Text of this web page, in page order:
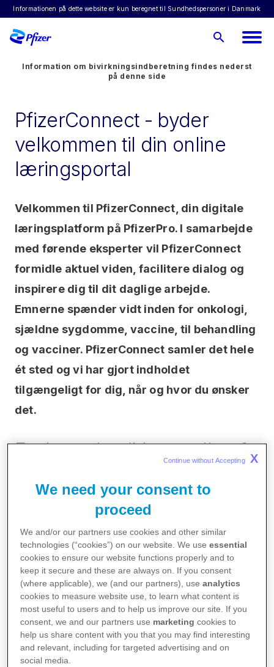
Informationen på dette website er kun beregnet til Sundhedspersoner i Danmark
Information om bivirkningsindberetning findes nederst
på denne side
PfizerConnect - byder
velkommen til din online
læringsportal
Velkommen til PfizerConnect, din digitale
læringsplatform på PfizerPro. I samarbejde
med førende eksperter vil PfizerConnect
formidle aktuel viden, facilitere dialog og
inspirere dig til dit daglige arbejde.
Emnerne spænder vidt inden for onkologi,
sjældne sygdomme, vaccine, til behandling
og vacciner. PfizerConnect samler det hele
ét sted og vi har gjort indholdet
tilgængeligt for dig, når og hvor du ønsker
det.
Er du endnu ikke medlem?
Opret en brugerprofil på PfizerPro og få
adgang med det samme
Bliv en del af PfizerConnect
universet og opnå følgende
fordele:
Få adgang til relevante uddannelser
og højaktuel viden inden for dit felt
Bliv inviteret med til webinarer og
arrangement
Vælg forskellige formater; on-
We need your consent to
proceed
We and/or our partners use cookies and other similar
technologies (“cookies”) on our website. We useessential
cookies to ensure our website functions properly and to
keep it secure and these are always on. If you consent
(where applicable), we (and our partners), useanalytics
cookies to measure website use, to learn what content is
most useful to users and to help us improve our site. If you
consent, we and our partners use marketing cookies to
help us share content with you that you may find interesting
and relevant, including for targeted advertising and on
social media.
Continue without Accepting X